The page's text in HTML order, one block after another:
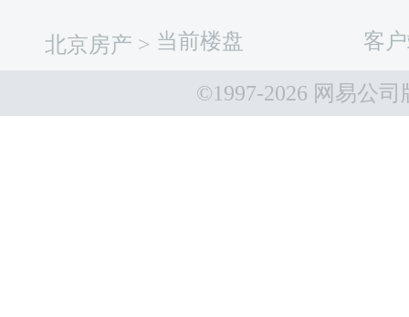
北京房产 > 当前楼盘 客
©1997-2026 网易公